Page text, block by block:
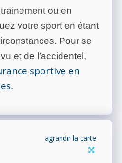
ou en
votre sport en étant
Pour se
et de l’accidentel,
sportive en
.
agrandir la carte